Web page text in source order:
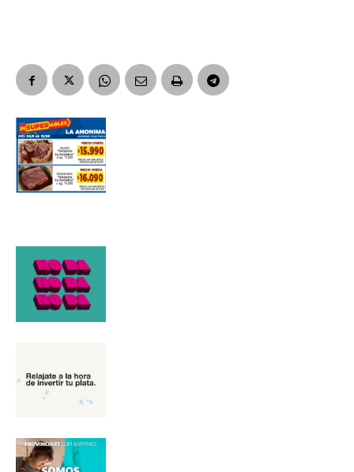
Nombre
Número de teléfono